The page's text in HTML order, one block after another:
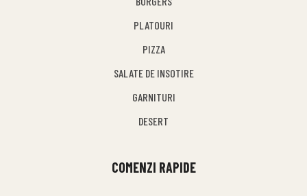
PLATOURI
PIZZA
SALATE DE INSOTIRE
GARNITURI
DESERT
COMENZI RAPIDE